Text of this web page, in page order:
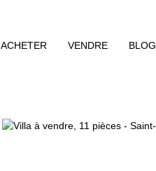
ACHETER VENDRE BLOG